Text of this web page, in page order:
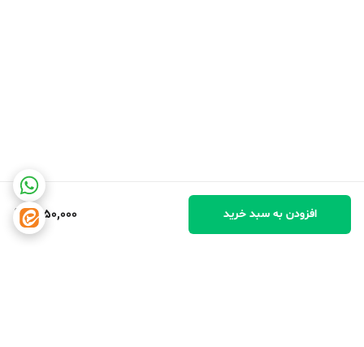
1,950,000 افزودن به سبد خرید